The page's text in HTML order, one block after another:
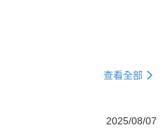
查看全部
2025/08/07